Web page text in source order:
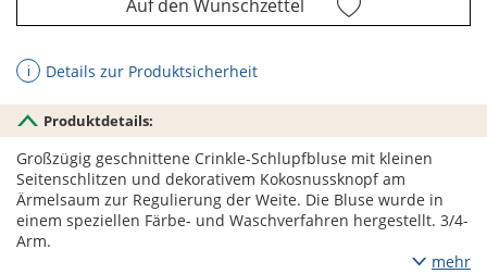
Auf den Wunschzettel
ℹ Details zur Produktsicherheit
Produktdetails:
Großzügig geschnittene Crinkle-Schlupfbluse mit kleinen
Seitenschlitzen und dekorativem Kokosnussknopf am
Ärmelsaum zur Regulierung der Weite. Die Bluse wurde in
einem speziellen Färbe- und Waschverfahren hergestellt. 3/4-
Arm.
mehr